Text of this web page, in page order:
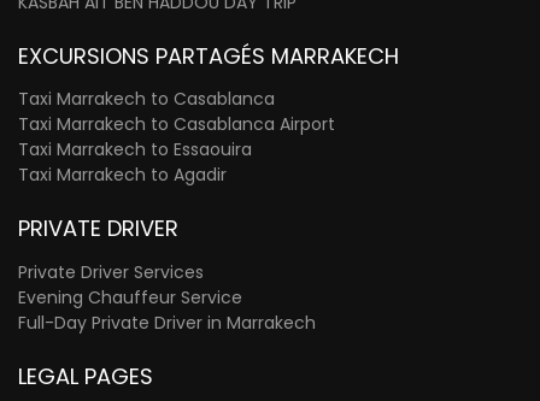
EXCURSIONS PARTAGÉS MARRAKECH
Taxi Marrakech to Casablanca
Taxi Marrakech to Casablanca Airport
Taxi Marrakech to Essaouira
Taxi Marrakech to Agadir
PRIVATE DRIVER
Private Driver Services
Evening Chauffeur Service
Full-Day Private Driver in Marrakech
LEGAL PAGES